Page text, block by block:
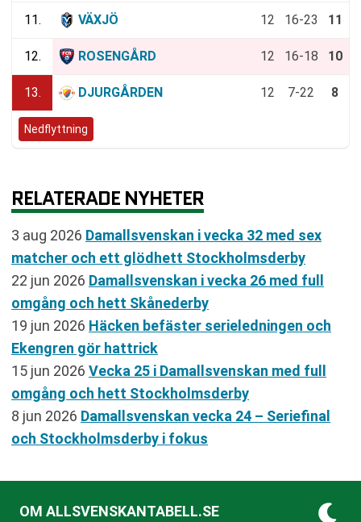
11. VÄXJÖ 12 16-23 11
12. ROSENGÅRD 12 16-18 10
13. DJURGÅRDEN 12 7-22 8
Nedflyttning
RELATERADE NYHETER
3 aug 2026 Damallsvenskan i vecka 32 med sex
matcher och ett glödhett Stockholmsderby
22 jun 2026 Damallsvenskan i vecka 26 med full
omgång och hett Skånederby
19 jun 2026 Häcken befäster serieledningen och
Ekengren gör hattrick
15 jun 2026 Vecka 25 i Damallsvenskan med full
omgång och hett Stockholmsderby
8 jun 2026 Damallsvenskan vecka 24 – Seriefinal
och Stockholmsderby i fokus
OM ALLSVENSKANTABELL.SE